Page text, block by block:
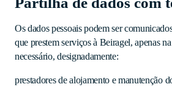
Os dados pessoais podem ser
que prestem serviços à Beiragel, apenas
necessário, designadamente:
prestadores de alojamento e manutenção